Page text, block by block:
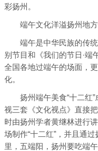
彩扬州。
端午文化洋溢扬州地方
端午是中华民族的传统
别节目和《我们的节日·
全国各地过端午的场面，
化。
扬州端午美食“十二红”
视三套《文化视点》直接
时由扬州学者黄继林进行
场制作“十二红”，并且通过
里，五端阳，扬州要吃端午